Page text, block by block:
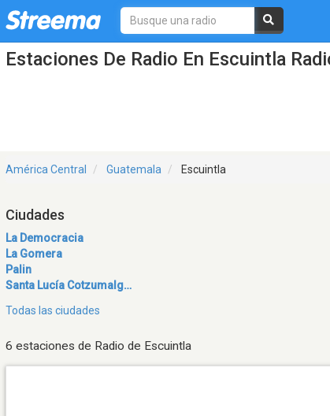
Estaciones De Radio En Escuintla
América Central Guatemala Escuintla
Ciudades
La Democracia
La Gomera
Palin
Santa Lucía Cotzumalg…
Todas las ciudades
6 estaciones de Radio de Escuintla